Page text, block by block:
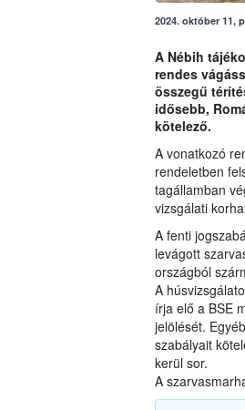
2024. október 11,
A Nébih
rendes
összegű
idősebb,
kötelező.
A vonatkozó
rendeletben
tagállamban
vizsgálati
A fenti
levágott
országból
A
írja elő a BSE
jelölését.
szabályait
kerül sor.
A